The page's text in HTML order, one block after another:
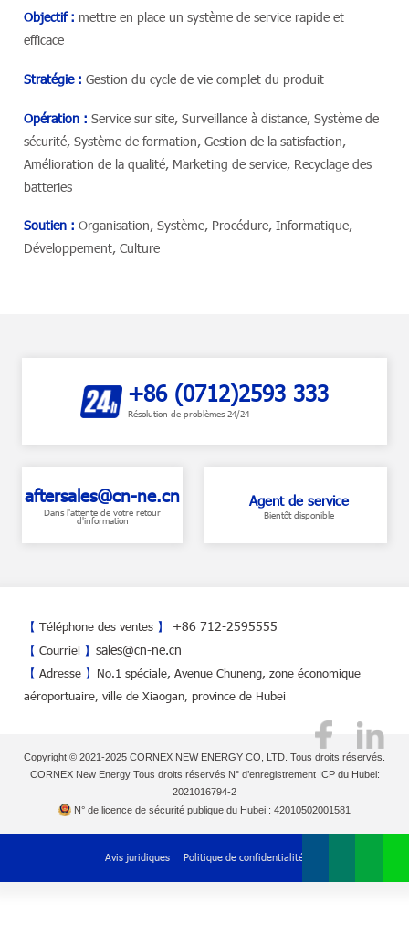
Objectif : mettre en place un système de service rapide et
efficace
Stratégie :Gestion du cycle de vie complet du produit
Opération :Service sur site, Surveillance à distance, Système de
sécurité, Système de formation, Gestion de la satisfaction,
Amélioration de la qualité, Marketing de service, Recyclage des
batteries
Soutien :Organisation, Système, Procédure, Informatique,
Développement, Culture
+86 (0712)2593 333
Résolution de problèmes 24/24
aftersales@cn-ne.cn
Dans l'attente de votre retour
d'information
Agent de service
Bientôt disponible
【Téléphone des ventes 】 +86 712-2595555
【Courriel 】sales@cn-ne.cn
【Adresse 】 No.1 spéciale, Avenue Chuneng, zone économique
aéroportuaire, ville de Xiaogan, province de Hubei
Copyright © 2021-2025 CORNEX NEW ENERGY CO, LTD. Tous droits réservés.
CORNEX New Energy Tous droits réservés N° d’enregistrement ICP du Hubei:
2021016794-2
N° de licence de sécurité publique du Hubei : 42010502001581
Avis juridiques Politique de confidentialité